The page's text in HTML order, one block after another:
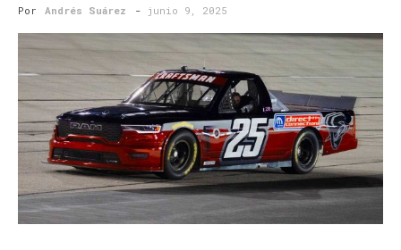
Por Andrés Suárez - junio 9, 2025